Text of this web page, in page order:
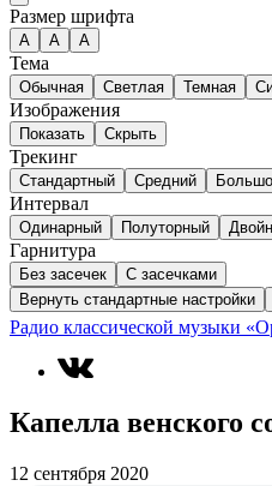
Размер шрифта
А A A
Тема
Обычная Светлая Темная
Изображения
Показать Скрыть
Трекинг
Стандартный Средний
Интервал
Одинарный Полуторный
Гарнитура
Без засечек
С засечками
Вернуть стандартные настройки
Радио классической музыки
Капелла венского
12 сентября 2020